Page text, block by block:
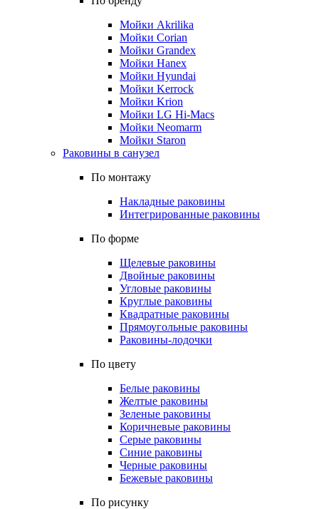
Мойки Akrilika
Мойки Corian
Мойки Grandex
Мойки Hanex
Мойки Hyundai
Мойки Kerrock
Мойки Krion
Мойки LG Hi-Macs
Мойки Neomarm
Мойки Staron
Раковины в санузел
По монтажу
Накладные раковины
Интегрированные раковины
По форме
Щелевые раковины
Двойные раковины
Угловые раковины
Круглые раковины
Квадратные раковины
Прямоугольные раковины
Раковины-лодочки
По цвету
Белые раковины
Желтые раковины
Зеленые раковины
Коричневые раковины
Серые раковины
Синие раковины
Черные раковины
Бежевые раковины
По рисунку